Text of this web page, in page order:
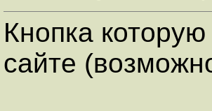
Кнопка
сайте